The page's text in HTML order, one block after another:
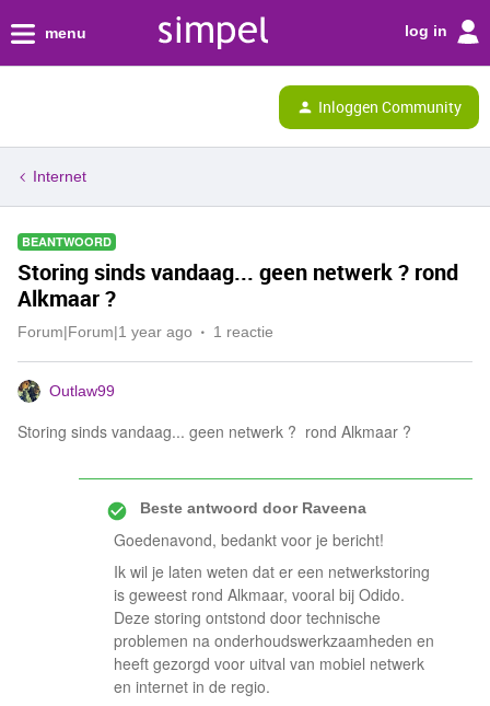
menu log in
Inloggen Community
Internet
BEANTWOORD
Storing sinds vandaag... geen netwerk ? rond
Alkmaar ?
Forum|Forum|1 year ago 1 reactie
Outlaw99
Storing sinds vandaag... geen netwerk ? rond Alkmaar ?
Beste antwoord doorRaveena
Goedenavond, bedankt voor je bericht!
Ik wil je laten weten dat er een netwerkstoring
is geweest rond Alkmaar, vooral bij Odido.
Deze storing ontstond door technische
problemen na onderhoudswerkzaamheden en
heeft gezorgd voor uitval van mobiel netwerk
en internet in de regio.